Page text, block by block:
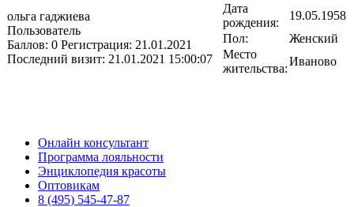
ольга гаджиева
Пользователь
Баллов: 0 Регистрация: 21.01.2021
Последний визит: 21.01.2021 15:00:07
Дата
рождения:
19.05.1958
Пол:
Женский
Место
жительства:
Иваново
Онлайн консультант
Программа лояльности
Энциклопедия красоты
Оптовикам
8 (495) 545-47-87